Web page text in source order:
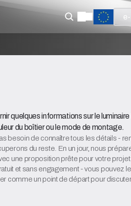
quelques informations sur le
du boîtier ou le mode de montage.
besoin de connaître tous les détails -
du reste. En un jour, nous
une proposition prête pour votre projet.
et sans engagement - vous
comme un point de départ pour